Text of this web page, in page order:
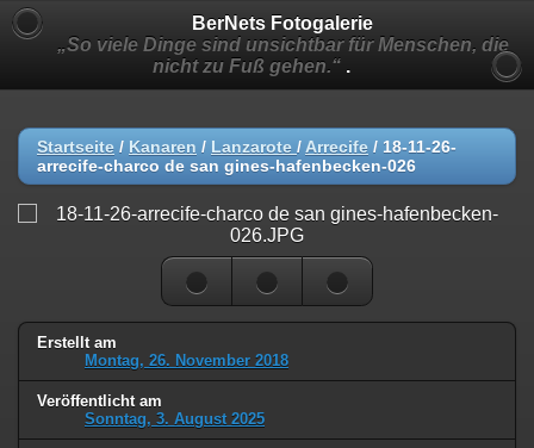
BerNets Fotogalerie
„So viele Dinge sind unsichtbar für Menschen, die
nicht zu Fuß gehen.“ .
Startseite / Kanaren / Lanzarote / Arrecife / 18-11-26-
arrecife-charco de san gines-hafenbecken-026
Erstellt am
Montag, 26. November 2018
Veröffentlicht am
Sonntag, 3. August 2025